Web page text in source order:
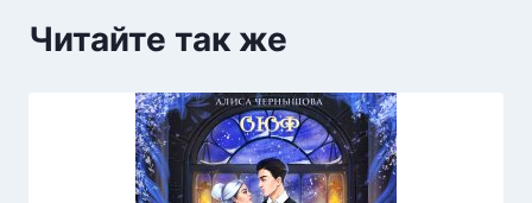
Читайте так же